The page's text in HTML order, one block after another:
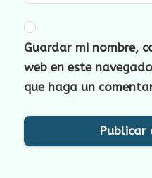
Guardar mi nombre,
web en este
que haga un